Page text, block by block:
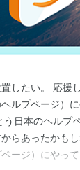
したい。 応援
ルプページ）
日本のヘルプ
らあったかも
ージ）にやっ